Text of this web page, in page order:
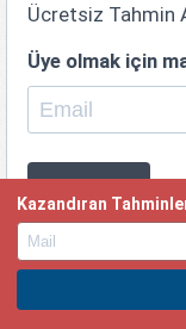
Ücretsiz Tahmin
Üye olmak için
Abone Ol
Ev
Kazandıran